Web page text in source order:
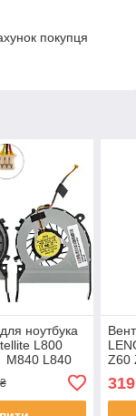
покупця
ноутбука
L800
L840
MOTOR
Z60
319